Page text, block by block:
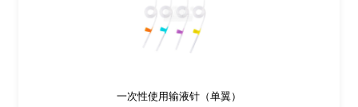
一次性使用输液针（单翼）